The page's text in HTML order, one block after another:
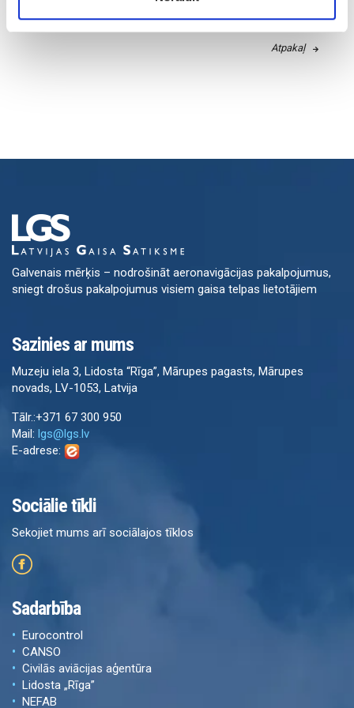
Atpakaļ
Galvenais mērķis – nodrošināt aeronavigācijas pakalpojumus,
sniegt drošus pakalpojumus visiem gaisa telpas lietotājiem
Sazinies ar mums
Muzeju iela 3, Lidosta “Rīga”, Mārupes pagasts, Mārupes
novads, LV-1053, Latvija
Tālr.:+371 67 300 950
Mail: lgs@lgs.lv
E-adrese:
Sociālie tīkli
Sekojiet mums arī sociālajos tīklos
Sadarbība
Eurocontrol
CANSO
Civilās aviācijas aģentūra
Lidosta „Rīga”
NEFAB